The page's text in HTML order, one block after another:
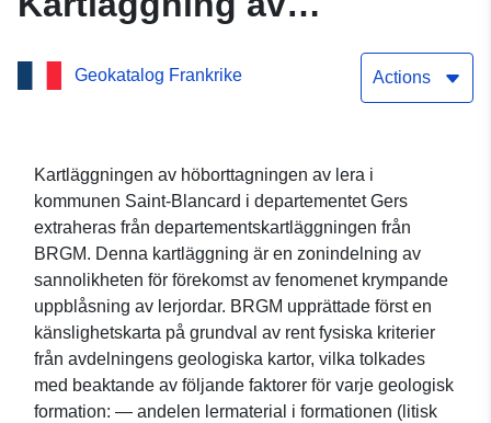
avlägsnandet av hö i
kommunen Saint-Blancard
Geokatalog Frankrike Actions
Kartläggningen av höborttagningen av lera i
kommunen Saint-Blancard i departementet Gers
extraheras från departementskartläggningen från
BRGM. Denna kartläggning är en zonindelning av
sannolikheten för förekomst av fenomenet krympande
uppblåsning av lerjordar. BRGM upprättade först en
känslighetskarta på grundval av rent fysiska kriterier
från avdelningens geologiska kartor, vilka tolkades
med beaktande av följande faktorer för varje geologisk
formation: — andelen lermaterial i formationen (litisk